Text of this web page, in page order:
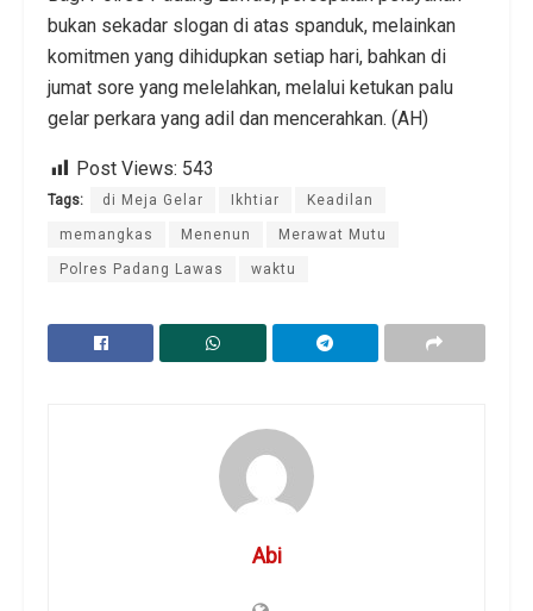
bukan sekadar slogan di atas spanduk, melainkan
komitmen yang dihidupkan setiap hari, bahkan di
jumat sore yang melelahkan, melalui ketukan palu
gelar perkara yang adil dan mencerahkan. (AH)
Post Views: 543
Tags: di Meja Gelar Ikhtiar Keadilan
memangkas Menenun Merawat Mutu
Polres Padang Lawas waktu
Abi